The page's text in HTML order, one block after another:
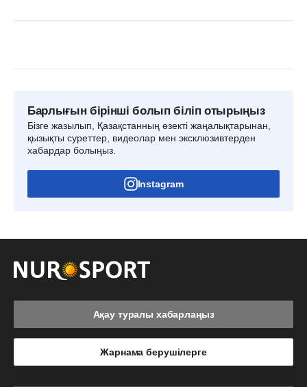
Барлығын бірінші болып біліп отырыңыз
Бізге жазылып, Қазақстанның өзекті жаңалықтарынан,
қызықты суреттер, видеолар мен эксклюзивтерден
хабардар болыңыз.
Instagram
Ақау туралы хабарлаңыз
Жарнама берушілерге